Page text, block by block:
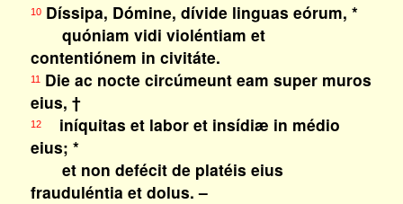
10Díssipa, Dómine, dívide linguas eórum, *
quóniam vidi violéntiam et
contentiónem in civitáte.
11Die ac nocte circúmeunt eam super muros
eius, †
12iníquitas et labor et insídiæ in médio
eius; *
et non defécit de platéis eius
frauduléntia et dolus. –